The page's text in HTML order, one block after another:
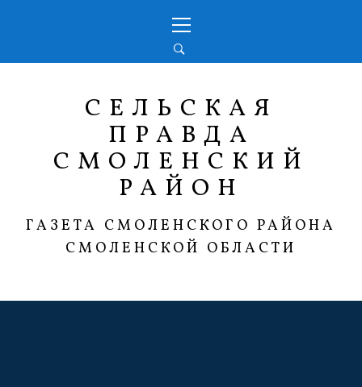
меню
СЕЛЬСКАЯ
ПРАВДА
СМОЛЕНСКИЙ
РАЙОН
ГАЗЕТА СМОЛЕНСКОГО РАЙОНА
СМОЛЕНСКОЙ ОБЛАСТИ